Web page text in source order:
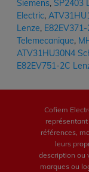
Siemens, SP2403
Electric,
Lenze,
Telemecanique,
ATV31HU30N4
E82EV751-2C
Cofiem
références,
leurs
description ou
marques ou